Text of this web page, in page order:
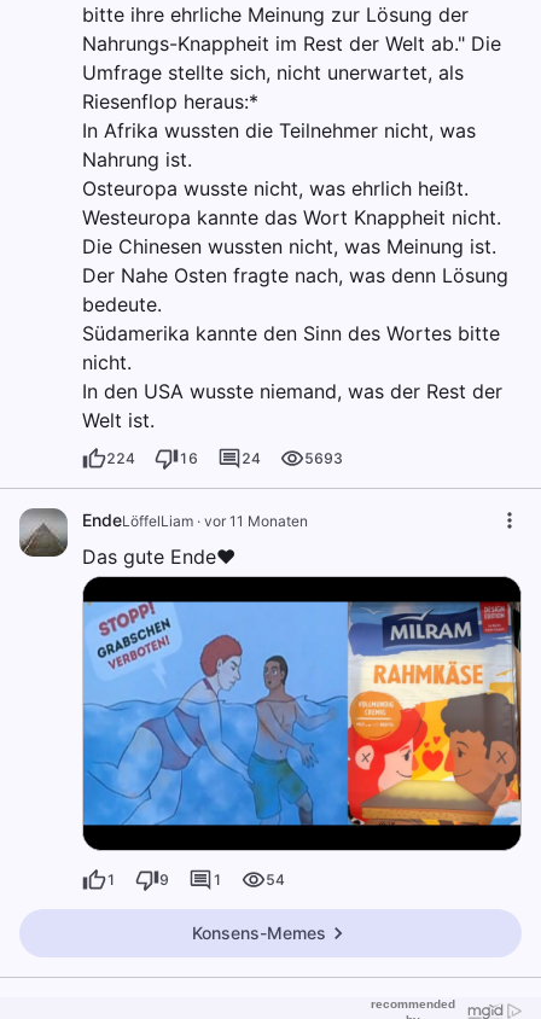
bitte ihre ehrliche Meinung zur Lösung der
Nahrungs-Knappheit im Rest der Welt ab." Die
Umfrage stellte sich, nicht unerwartet, als
Riesenflop heraus:*
In Afrika wussten die Teilnehmer nicht, was
Nahrung ist.
Osteuropa wusste nicht, was ehrlich heißt.
Westeuropa kannte das Wort Knappheit nicht.
Die Chinesen wussten nicht, was Meinung ist.
Der Nahe Osten fragte nach, was denn Lösung
bedeute.
Südamerika kannte den Sinn des Wortes bitte
nicht.
In den USA wusste niemand, was der Rest der
Welt ist.
224 16 24 5693
EndeLöffelLiam · vor 11 Monaten
Das gute Ende❤️
1 9 1 54
Konsens-Memes